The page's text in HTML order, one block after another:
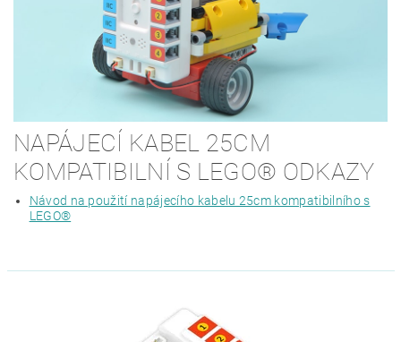
NAPÁJECÍ KABEL 25CM
KOMPATIBILNÍ S LEGO® ODKAZY
Návod na použití napájecího kabelu 25cm kompatibilního s
LEGO®